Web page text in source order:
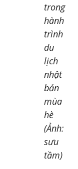
trong
hành
trình
du
lịch
nhật
bản
mùa
hè
(Ảnh:
sưu
tầm)